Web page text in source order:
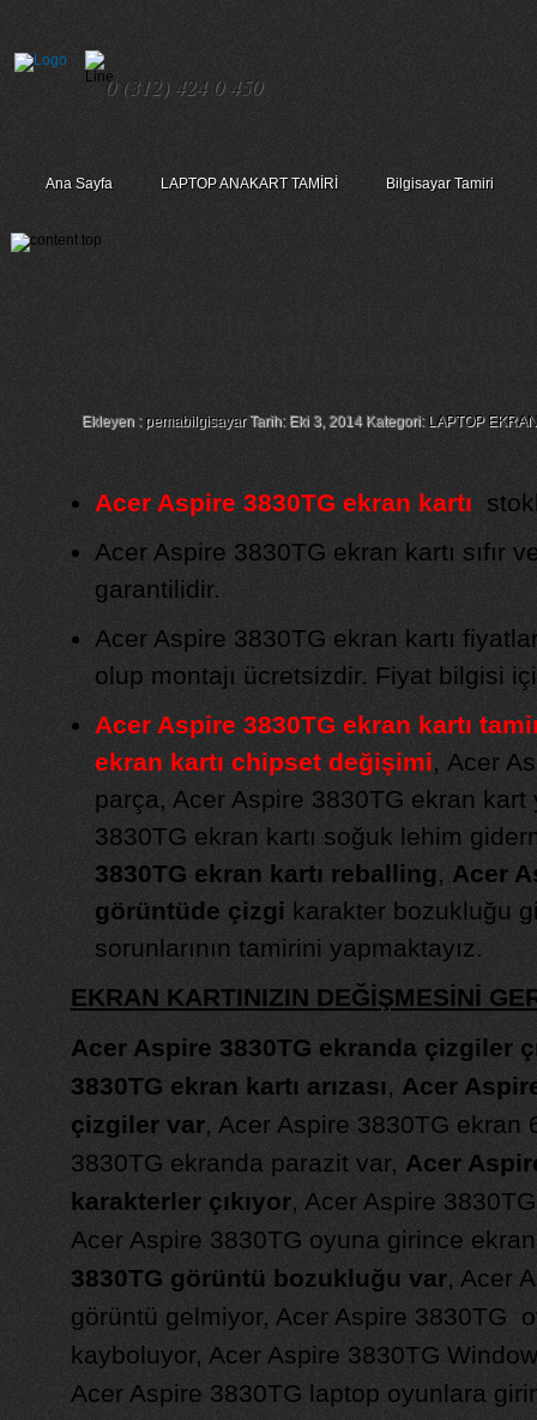
0 (312) 424 0 450
Ana Sayfa LAPTOP ANAKART TAMİRİ Bilgisayar Tamiri
Ekleyen : pemabilgisayarTarih: Eki 3, 2014 Kategori: LAPTOP
Acer Aspire 3830TG ekran kartı
Acer Aspire 3830TG ekran kartı sıfır
garantilidir.
Acer Aspire 3830TG ekran kartı
olup montajı ücretsizdir. Fiyat bilgisi
Acer Aspire 3830TG ekran kartı
ekran kartı chipset değişimi, Acer
parça, Acer Aspire 3830TG ekran
3830TG ekran kartı soğuk lehim
3830TG ekran kartı reballing, Acer
görüntüde çizgi karakter bozukluğu
sorunlarının tamirini yapmaktayız.
EKRAN KARTINIZIN DEĞİŞMESİNİ
Acer Aspire 3830TG ekranda çizgiler
3830TG ekran kartı arızası, Acer
çizgiler var, Acer Aspire 3830TG ekran
3830TG ekranda parazit var, Acer
karakterler çıkıyor, Acer Aspire
Acer Aspire 3830TG oyuna girince
3830TG görüntü bozukluğu var, Acer
görüntü gelmiyor, Acer Aspire 3830TG
kayboluyor, Acer Aspire 3830TG
Acer Aspire 3830TG laptop oyunlara